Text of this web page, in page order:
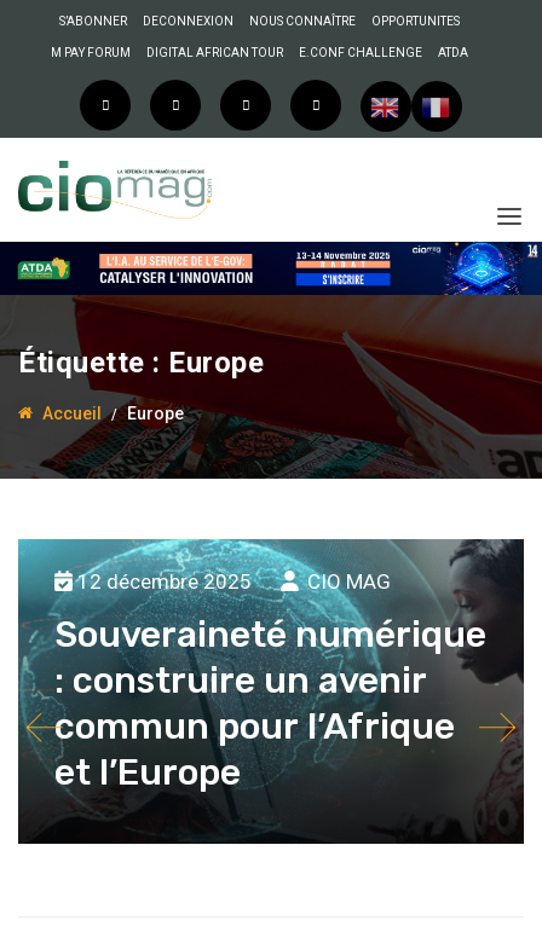
S’ABONNER DECONNEXION NOUS CONNAÎTRE OPPORTUNITES
M PAY FORUM DIGITAL AFRICAN TOUR E.CONF CHALLENGE ATDA
Étiquette : Europe
Accueil Europe
12 décembre 2025 CIO MAG
Souveraineté numérique
: construire un avenir
commun pour l’Afrique
et l’Europe